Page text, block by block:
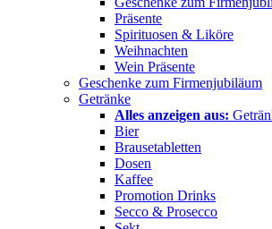
Präsente
Spirituosen & Liköre
Weihnachten
Wein Präsente
Geschenke zum Firmenjubiläum
Getränke
Alles anzeigen aus:
Bier
Brausetabletten
Dosen
Kaffee
Promotion Drinks
Secco & Prosecco